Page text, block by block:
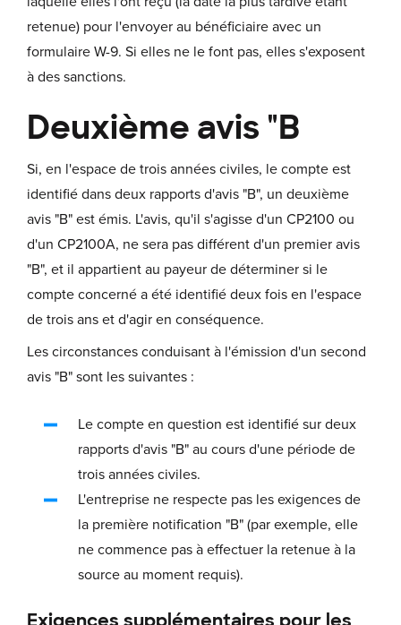
retenue) pour l'envoyer au bénéficiaire avec un
formulaire W-9. Si elles ne le font pas, elles s'exposent
à des sanctions.
Deuxième avis "B
Si, en l'espace de trois années civiles, le compte est
identifié dans deux rapports d'avis "B", un deuxième
avis "B" est émis. L'avis, qu'il s'agisse d'un CP2100 ou
d'un CP2100A, ne sera pas différent d'un premier avis
"B", et il appartient au payeur de déterminer si le
compte concerné a été identifié deux fois en l'espace
de trois ans et d'agir en conséquence.
Les circonstances conduisant à l'émission d'un second
avis "B" sont les suivantes :
Le compte en question est identifié sur deux
rapports d'avis "B" au cours d'une période de
trois années civiles.
L'entreprise ne respecte pas les exigences de
la première notification "B" (par exemple, elle
ne commence pas à effectuer la retenue à la
source au moment requis).